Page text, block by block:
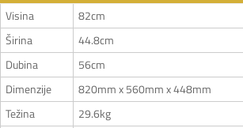
Visina
82cm
Širina
44.8cm
Dubina
56cm
Dimenzije
820mm x 560mm x 448mm
Težina
29.6kg